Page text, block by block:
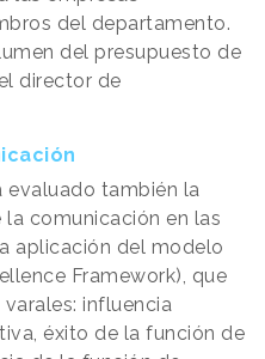
del departamento.
del presupuesto de
director de
evaluado también la
comunicación en las
aplicación del modelo
Framework), que
influencia
éxito de la función de